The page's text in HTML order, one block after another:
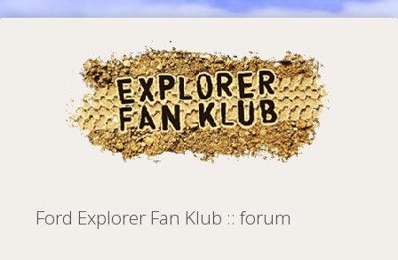
Ford Explorer Fan Klub :: forum